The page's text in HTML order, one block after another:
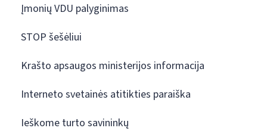
Įmonių VDU palyginimas
STOP šešėliui
Krašto apsaugos ministerijos informacija
Interneto svetainės atitikties paraiška
Ieškome turto savininkų